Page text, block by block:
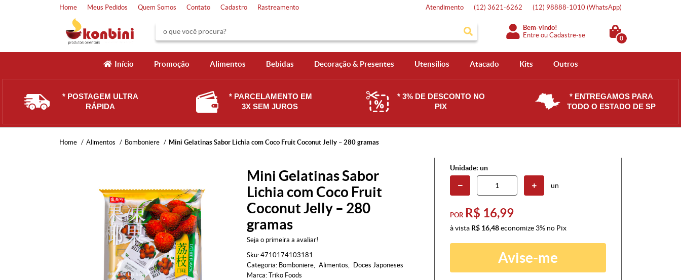
Home Meus Pedidos Quem Somos Contato Cadastro Rastreamento Atendimento (12) 3621-6262 (12) 98888-1010 (WhatsApp)
Bem-vindo!
Entre ouCadastre-se 0
Início Promoção Alimentos Bebidas Decoração & Presentes Utensílios Atacado Kits Outros
* POSTAGEM ULTRA
RÁPIDA
* PARCELAMENTO EM
3X SEM JUROS
* 3% DE DESCONTO NO
PIX
* ENTREGAMOS PARA
TODO O ESTADO DE SP
Home Alimentos Bomboniere Mini Gelatinas Sabor Lichia com Coco Fruit Coconut Jelly – 280 gramas
Mini Gelatinas Sabor
Lichia com Coco Fruit
Coconut Jelly – 280
gramas
Seja o primeira a avaliar!
Sku: 4710174103181
Categoria: Bomboniere Alimentos
Doces Japoneses
Marca: Triko Foods
Unidade: un
un
POR R$ 16,99
à vista R$ 16,48economize 3% no Pix
Avise-me